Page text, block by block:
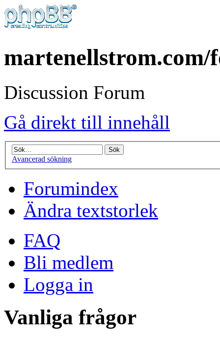
martenellstrom.com/
Discussion Forum
Gå direkt till innehåll
Avancerad sökning
Forumindex
Ändra textstorlek
FAQ
Bli medlem
Logga in
Vanliga frågor